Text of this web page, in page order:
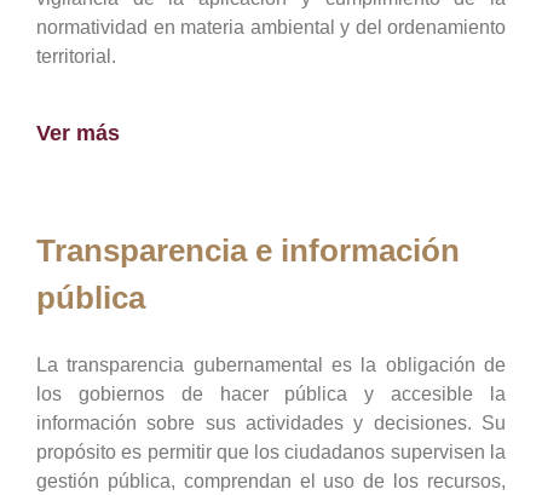
normatividad en materia ambiental y del ordenamiento
territorial.
Ver más
Transparencia e información
pública
La transparencia gubernamental es la obligación de
los gobiernos de hacer pública y accesible la
información sobre sus actividades y decisiones. Su
propósito es permitir que los ciudadanos supervisen la
gestión pública, comprendan el uso de los recursos,